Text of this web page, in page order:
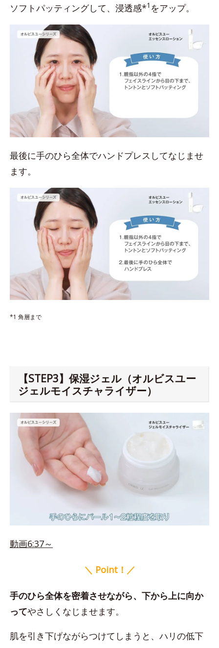
ソフトパッティングして、浸透感*1 をアップ。
最後に手のひら全体でハンドプレスしてなじませ
ます。
*1 角層まで
【STEP3】保湿ジェル（オルビスユー
ジェルモイスチャライザー）
動画6:37～
＼ Point！／
手のひら全体を密着させながら、下から上に向か
ってやさしくなじませます。
肌を引き下げながらつけてしまうと、ハリの低下